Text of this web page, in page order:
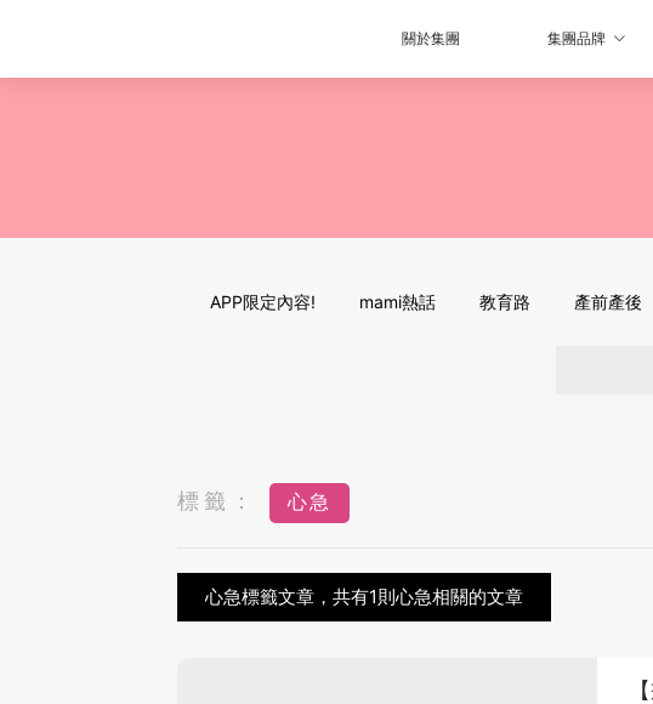
關於集團 集團品牌
APP限定內容! mami熱話 教育路 產前產後
標籤： 心急
心急標籤文章，共有1則心急相關的文章